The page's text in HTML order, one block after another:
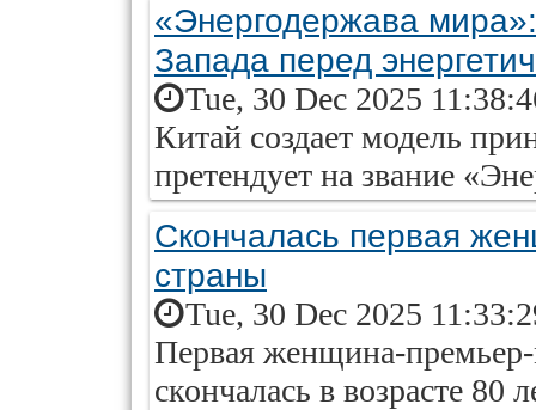
«Энергодержава
Запада перед
Tue, 30 Dec 2025
Китай создает модель
претендует на звание
Скончалась первая
страны
Tue, 30 Dec 2025
Первая женщина-
скончалась в возрасте 80